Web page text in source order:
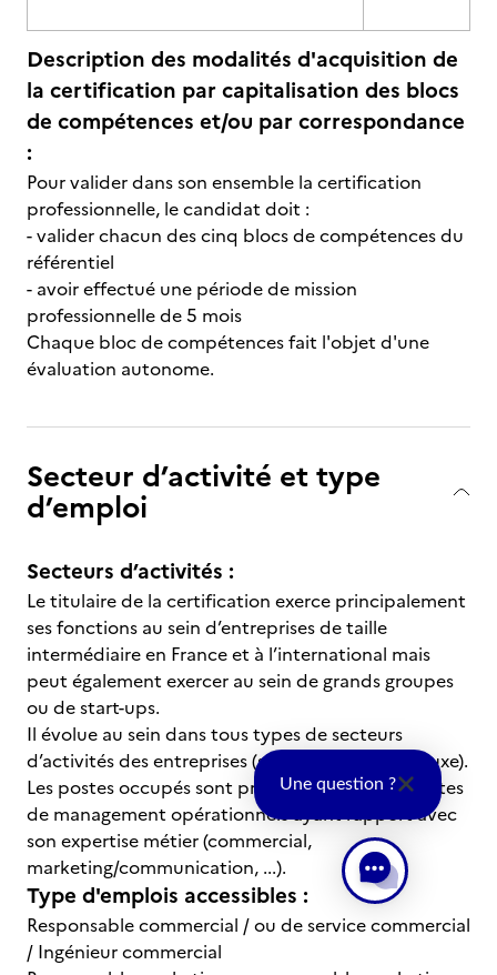
Description des modalités d'acquisition de
la certification par capitalisation des blocs
de compétences et/ou par correspondance
:
Pour valider dans son ensemble la certification
professionnelle, le candidat doit :
- valider chacun des cinq blocs de compétences du
référentiel
- avoir effectué une période de mission
professionnelle de 5 mois
Chaque bloc de compétences fait l'objet d'une
évaluation autonome.
Secteur d’activité et type
d’emploi
Secteurs d’activités :
Le titulaire de la certification exerce principalement
ses fonctions au sein d’entreprises de taille
intermédiaire en France et à l’international mais
peut également exercer au sein de grands groupes
ou de start-ups.
Il évolue au sein dans tous types de secteurs
d’activités des entreprises (services, industries, luxe).
Les postes occupés sont principalement des postes
de management opérationnels ayant rapport avec
son expertise métier (commercial,
marketing/communication, ...).
Type d'emplois accessibles :
Responsable commercial / ou de service commercial
/ Ingénieur commercial
Une question ?